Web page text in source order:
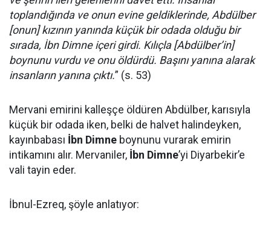
toplandığında ve onun evine geldiklerinde, Abdülber
[onun] kızının yanında küçük bir odada olduğu bir
sırada, İbn Dimne içeri girdi. Kılıçla [Abdülber’in]
boynunu vurdu ve onu öldürdü. Başını yanına alarak
insanların yanına çıktı.” (s. 53)
Mervani emirini kalleşçe öldüren Abdülber, karısıyla
küçük bir odada iken, belki de halvet halindeyken,
kayınbabası İbn Dimne boynunu vurarak emirin
intikamını alır. Mervaniler, İbn Dimne’yi Diyarbekir’e
vali tayin eder.
İbnul-Ezreq, şöyle anlatıyor: